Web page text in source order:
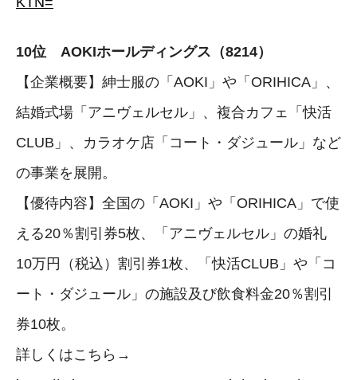
10位 AOKIホールディングス（8214）
【企業概要】紳士服の「AOKI」や「ORIHICA」、
結婚式場「アニヴェルセル」、複合カフェ「快活
CLUB」、カラオケ店「コート・ダジュール」など
の事業を展開。
【優待内容】全国の「AOKI」や「ORIHICA」で使
える20％割引券5枚、「アニヴェルセル」の婚礼
10万円（税込）割引券1枚、「快活CLUB」や「コ
ート・ダジュール」の施設及び飲食料金20％割引
券10枚。
詳しくはこちら→